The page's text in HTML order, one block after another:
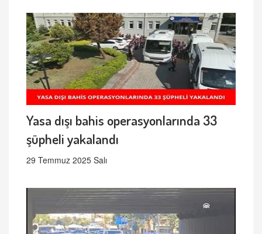
Yasa dışı bahis operasyonlarında 33
şüpheli yakalandı
29 Temmuz 2025 Salı